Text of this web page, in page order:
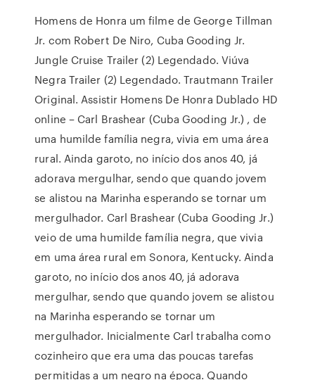
Homens de Honra um filme de George Tillman
Jr. com Robert De Niro, Cuba Gooding Jr.
Jungle Cruise Trailer (2) Legendado. Viúva
Negra Trailer (2) Legendado. Trautmann Trailer
Original. Assistir Homens De Honra Dublado HD
online – Carl Brashear (Cuba Gooding Jr.) , de
uma humilde família negra, vivia em uma área
rural. Ainda garoto, no início dos anos 40, já
adorava mergulhar, sendo que quando jovem
se alistou na Marinha esperando se tornar um
mergulhador. Carl Brashear (Cuba Gooding Jr.)
veio de uma humilde família negra, que vivia
em uma área rural em Sonora, Kentucky. Ainda
garoto, no início dos anos 40, já adorava
mergulhar, sendo que quando jovem se alistou
na Marinha esperando se tornar um
mergulhador. Inicialmente Carl trabalha como
cozinheiro que era uma das poucas tarefas
permitidas a um negro na época. Quando